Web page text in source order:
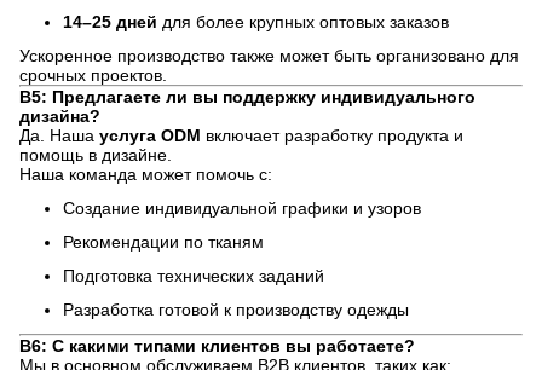
14–25 дней для более крупных оптовых заказов
Ускоренное производство также может быть организовано для
срочных проектов.
В5: Предлагаете ли вы поддержку индивидуального
дизайна?
Да. Наша услуга ODM включает разработку продукта и
помощь в дизайне.
Наша команда может помочь с:
Создание индивидуальной графики и узоров
Рекомендации по тканям
Подготовка технических заданий
Разработка готовой к производству одежды
В6: С какими типами клиентов вы работаете?
Мы в основном обслуживаем B2B клиентов, таких как: